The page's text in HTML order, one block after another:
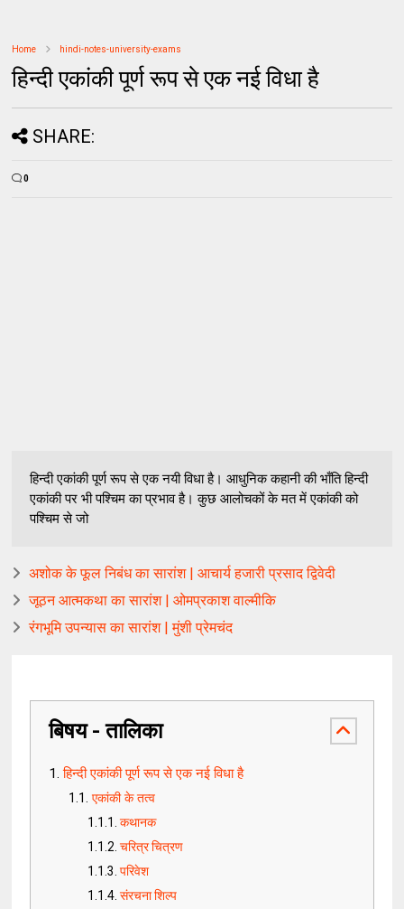
Home hindi-notes-university-exams
हिन्दी एकांकी पूर्ण रूप से एक नई विधा है
SHARE:
0
हिन्दी एकांकी पूर्ण रूप से एक नयी विधा है। आधुनिक कहानी की भाँति हिन्दी
एकांकी पर भी पश्चिम का प्रभाव है। कुछ आलोचकों के मत में एकांकी को
पश्चिम से जो
अशोक के फूल निबंध का सारांश | आचार्य हजारी प्रसाद द्विवेदी
जूठन आत्मकथा का सारांश | ओमप्रकाश वाल्मीकि
रंगभूमि उपन्यास का सारांश | मुंशी प्रेमचंद
बिषय - तालिका
हिन्दी एकांकी पूर्ण रूप से एक नई विधा है
एकांकी के तत्व
कथानक
चरित्र चित्रण
परिवेश
संरचना शिल्प